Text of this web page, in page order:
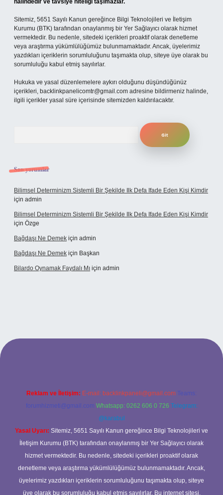
halindedir ve tavsiye niteliği taşımazlar.
Sitemiz, 5651 Sayılı Kanun gereğince Bilgi Teknolojileri ve İletişim
Kurumu (BTK) tarafından onaylanmış bir Yer Sağlayıcı olarak hizmet
vermektedir. Bu nedenle, sitedeki içerikleri proaktif olarak denetleme
veya araştırma yükümlülüğümüz bulunmamaktadır. Ancak, üyelerimiz
yazdıkları içeriklerin sorumluluğunu taşımakta olup, siteye üye olarak bu
sorumluluğu kabul etmiş sayılırlar.
Hukuka ve yasal düzenlemelere aykırı olduğunu düşündüğünüz
içerikleri, backlinkpanelicomtr@gmail.com adresine bildirmeniz halinde,
ilgili içerikler yasal süre içerisinde sitemizden kaldırılacaktır.
Son yorumlar
Bilimsel Determinizm Sistemli Bir Şekilde Ilk Defa Ifade Eden Kişi Kimdir
için admin
Bilimsel Determinizm Sistemli Bir Şekilde Ilk Defa Ifade Eden Kişi Kimdir
için Özge
Bağdaşı Ne Demek için admin
Bağdaşı Ne Demek için Başkan
Bilardo Oynamak Faydalı Mı için admin
sitesi
Reklam ve İletişim: E-mail: backlinkpaneli@gmail.com Teams:
forumhizmeti@gmail.com Whatsapp: 0262 606 0 726 Telegram:
@karabul
Yasal Uyarı: Sitemiz, 5651 Sayılı Kanun gereğince Bilgi Teknolojileri ve
İletişim Kurumu (BTK) tarafından onaylanmış bir Yer Sağlayıcı olarak
hizmet vermektedir. Bu nedenle, sitedeki içerikleri proaktif olarak
denetleme veya araştırma yükümlülüğümüz bulunmamaktadır. Ancak,
üyelerimiz yazdıkları içeriklerin sorumluluğunu taşımakta olup, siteye
üye olarak bu sorumluluğu kabul etmiş sayılırlar. Bu internet sitesi,